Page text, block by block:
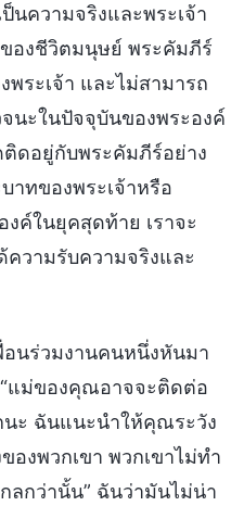
นความจริงและพระเจ้า
องชีวิตมนุษย์ พระคัมภีร์
ระเจ้า และไม่สามารถ
นะในปัจจุบันของพระองค์
ติดอยู่กับพระคัมภีร์อย่าง
าทของพระเจ้าหรือ
ค์ในยุคสุดท้าย เราจะ
วามรับความจริงและ
อนร่วมงานคนหนึ่งหันมา
แม่ของคุณอาจจะติดต่อ
ะ ฉันแนะนำให้คุณระวัง
องพวกเขา พวกเขาไม่ทำ
ลกว่านั้น” ฉันว่ามันไม่น่า